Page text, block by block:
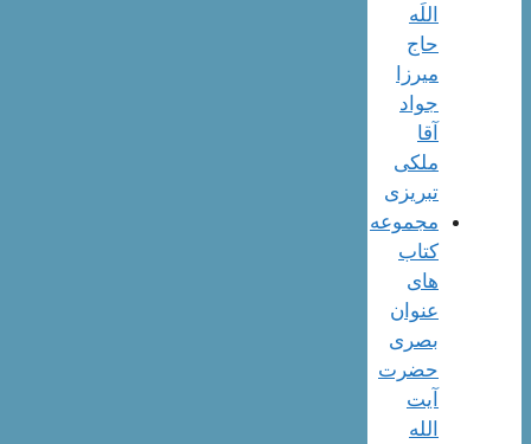
اللَه
حاج
میرزا
جواد
آقا
ملکی
تبریزی
مجموعه
کتاب
های
عنوان
بصری
حضرت
آیت
الله